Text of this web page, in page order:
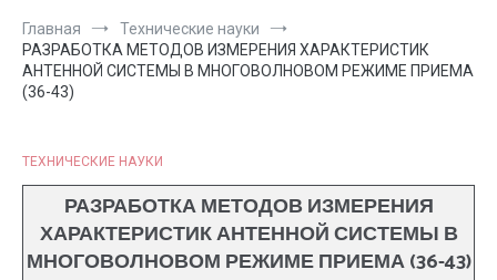
Главная
Технические науки
РАЗРАБОТКА МЕТОДОВ ИЗМЕРЕНИЯ ХАРАКТЕРИСТИК
АНТЕННОЙ СИСТЕМЫ В МНОГОВОЛНОВОМ РЕЖИМЕ ПРИЕМА
(36-43)
ТЕХНИЧЕСКИЕ НАУКИ
РАЗРАБОТКА МЕТОДОВ ИЗМЕРЕНИЯ
ХАРАКТЕРИСТИК АНТЕННОЙ СИСТЕМЫ В
МНОГОВОЛНОВОМ РЕЖИМЕ ПРИЕМА (36-43)